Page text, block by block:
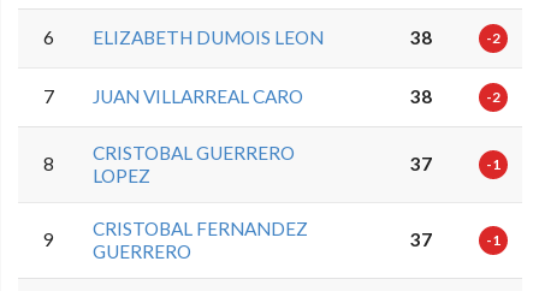
6 ELIZABETH DUMOIS LEON 38 -2
7 JUAN VILLARREAL CARO 38 -2
8
CRISTOBAL GUERRERO
LOPEZ
37 -1
9
CRISTOBAL FERNANDEZ
GUERRERO
37 -1